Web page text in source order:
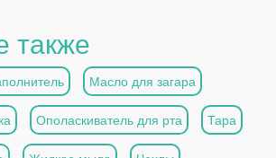
также
Масло для загара
Ополаскиватель для рта Тара